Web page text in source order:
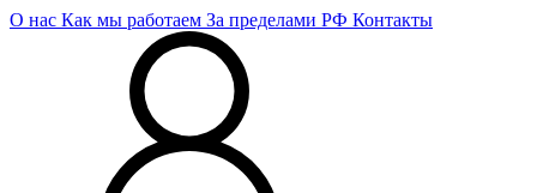
О нас Как мы работаем За пределами РФ Контакты